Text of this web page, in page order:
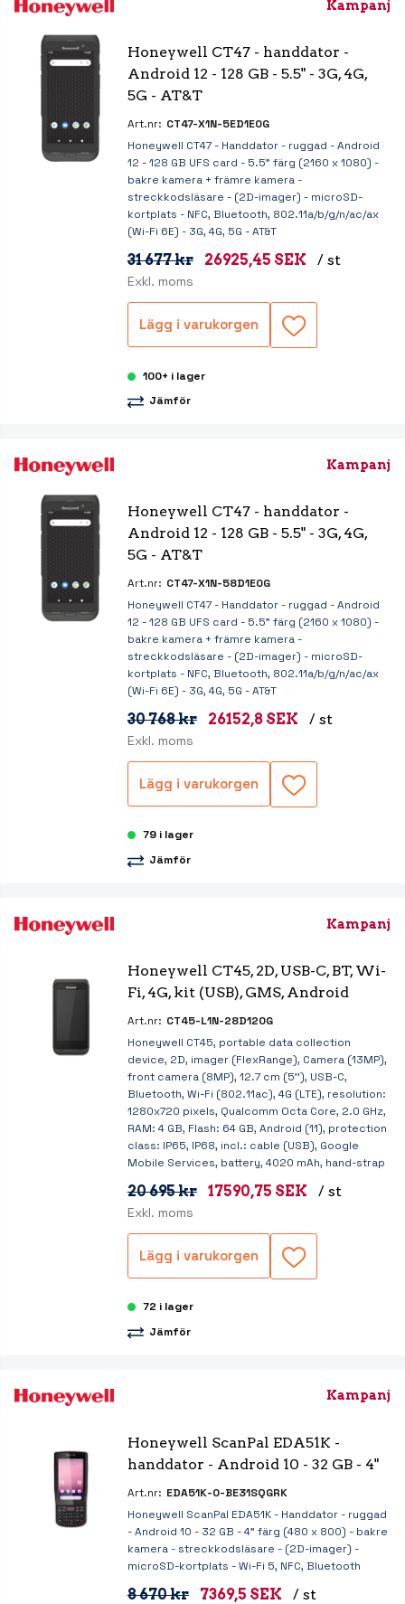
Kampanj
Honeywell CT47 - handdator -
Android 12 - 128 GB - 5.5" - 3G, 4G,
5G - AT&T
Art.nr: CT47-X1N-5ED1E0G
Honeywell CT47 - Handdator - ruggad - Android
12 - 128 GB UFS card - 5.5" färg (2160 x 1080) -
bakre kamera + främre kamera -
streckkodsläsare - (2D-imager) - microSD-
kortplats - NFC, Bluetooth, 802.11a/b/g/n/ac/ax
(Wi-Fi 6E) - 3G, 4G, 5G - AT&T
31 677 kr 26925,45 SEK / st
Exkl. moms
Lägg i varukorgen
100+ i lager
Jämför
Kampanj
Honeywell CT47 - handdator -
Android 12 - 128 GB - 5.5" - 3G, 4G,
5G - AT&T
Art.nr: CT47-X1N-58D1E0G
Honeywell CT47 - Handdator - ruggad - Android
12 - 128 GB UFS card - 5.5" färg (2160 x 1080) -
bakre kamera + främre kamera -
streckkodsläsare - (2D-imager) - microSD-
kortplats - NFC, Bluetooth, 802.11a/b/g/n/ac/ax
(Wi-Fi 6E) - 3G, 4G, 5G - AT&T
30 768 kr 26152,8 SEK / st
Exkl. moms
Lägg i varukorgen
79 i lager
Jämför
Kampanj
Honeywell CT45, 2D, USB-C, BT, Wi-
Fi, 4G, kit (USB), GMS, Android
Art.nr: CT45-L1N-28D120G
Honeywell CT45, portable data collection
device, 2D, imager (FlexRange), Camera (13MP),
front camera (8MP), 12.7 cm (5''), USB-C,
Bluetooth, Wi-Fi (802.11ac), 4G (LTE), resolution:
1280x720 pixels, Qualcomm Octa Core, 2.0 GHz,
RAM: 4 GB, Flash: 64 GB, Android (11), protection
class: IP65, IP68, incl.: cable (USB), Google
Mobile Services, battery, 4020 mAh, hand-strap
20 695 kr 17590,75 SEK / st
Exkl. moms
Lägg i varukorgen
72 i lager
Jämför
Kampanj
Honeywell ScanPal EDA51K -
handdator - Android 10 - 32 GB - 4"
Art.nr: EDA51K-0-BE31SQGRK
Honeywell ScanPal EDA51K - Handdator - ruggad
- Android 10 - 32 GB - 4" färg (480 x 800) - bakre
kamera - streckkodsläsare - (2D-imager) -
microSD-kortplats - Wi-Fi 5, NFC, Bluetooth
8 670 kr 7369,5 SEK / st